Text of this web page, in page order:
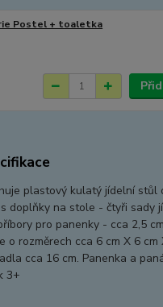
Postel + toaletka
plastový kulatý jídelní stůl
doplňky na stole - čtyři sady
pro panenky - cca 2,5
o rozměrech cca 6 cm X 6 cm
cca 16 cm. Panenka a
3+